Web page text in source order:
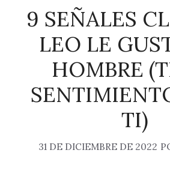
9 SEÑALES
LEO LE
HOMBRE
TI)
31 DE DICIEMBRE DE 2022